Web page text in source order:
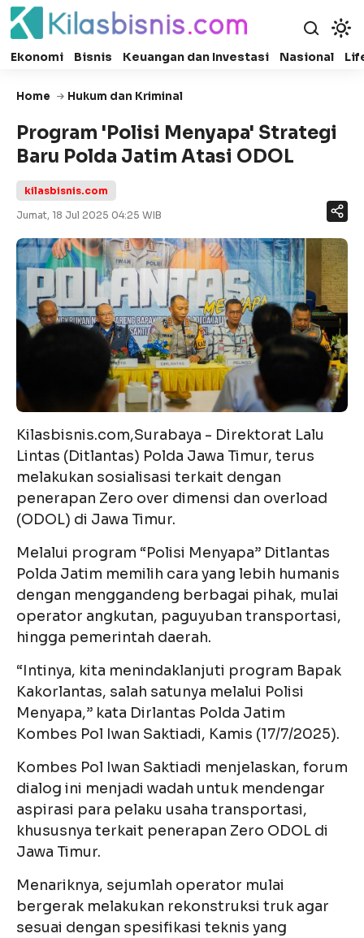
Ekonomi Bisnis Keuangan dan Investasi Nasional
Home Hukum dan Kriminal
Program 'Polisi Menyapa' Strategi
Baru Polda Jatim Atasi ODOL
kilasbisnis.com
Jumat, 18 Jul 2025 04:25 WIB
Kilasbisnis.com,Surabaya - Direktorat Lalu
Lintas (Ditlantas) Polda Jawa Timur, terus
melakukan sosialisasi terkait dengan
penerapan Zero over dimensi dan overload
(ODOL) di Jawa Timur.
Melalui program “Polisi Menyapa” Ditlantas
Polda Jatim memilih cara yang lebih humanis
dengan menggandeng berbagai pihak, mulai
operator angkutan, paguyuban transportasi,
hingga pemerintah daerah.
“Intinya, kita menindaklanjuti program Bapak
Kakorlantas, salah satunya melalui Polisi
Menyapa,” kata Dirlantas Polda Jatim
Kombes Pol Iwan Saktiadi, Kamis (17/7/2025).
Kombes Pol Iwan Saktiadi menjelaskan, forum
dialog ini menjadi wadah untuk mendengar
aspirasi para pelaku usaha transportasi,
khususnya terkait penerapan Zero ODOL di
Jawa Timur.
Menariknya, sejumlah operator mulai
bergerak melakukan rekonstruksi truk agar
sesuai dengan spesifikasi teknis yang